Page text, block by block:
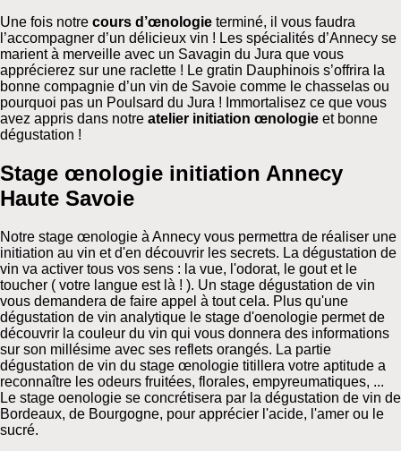
Une fois notre cours d’œnologie terminé, il vous faudra
l’accompagner d’un délicieux vin ! Les spécialités d’Annecy se
marient à merveille avec un Savagin du Jura que vous
apprécierez sur une raclette ! Le gratin Dauphinois s’offrira la
bonne compagnie d’un vin de Savoie comme le chasselas ou
pourquoi pas un Poulsard du Jura ! Immortalisez ce que vous
avez appris dans notre atelier initiation œnologie et bonne
dégustation !
Stage œnologie initiation Annecy
Haute Savoie
Notre stage œnologie à Annecy vous permettra de réaliser une
initiation au vin et d'en découvrir les secrets. La dégustation de
vin va activer tous vos sens : la vue, l'odorat, le gout et le
toucher ( votre langue est là ! ). Un stage dégustation de vin
vous demandera de faire appel à tout cela. Plus qu'une
dégustation de vin analytique le stage d'oenologie permet de
découvrir la couleur du vin qui vous donnera des informations
sur son millésime avec ses reflets orangés. La partie
dégustation de vin du stage œnologie titillera votre aptitude a
reconnaître les odeurs fruitées, florales, empyreumatiques, ...
Le stage oenologie se concrétisera par la dégustation de vin de
Bordeaux, de Bourgogne, pour apprécier l'acide, l'amer ou le
sucré.